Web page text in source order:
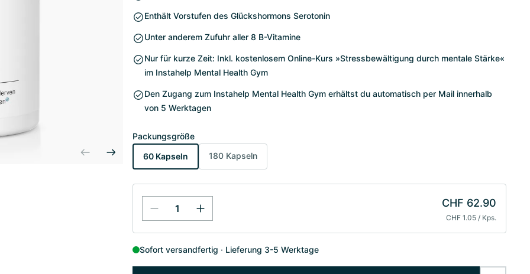
Enthält Vorstufen des Glückshormons Serotonin
Unter anderem Zufuhr aller 8 B-Vitamine
Nur für kurze Zeit: Inkl. kostenlosem Online-Kurs »Stressbewältigung durch mentale Stärke«
im Instahelp Mental Health Gym
Den Zugang zum Instahelp Mental Health Gym erhältst du automatisch per Mail innerhalb
von 5 Werktagen
Packungsgröße
60 Kapseln
180 Kapseln
CHF 62.90
CHF 1.05 / Kps.
Sofort versandfertig Lieferung 3-5 Werktage